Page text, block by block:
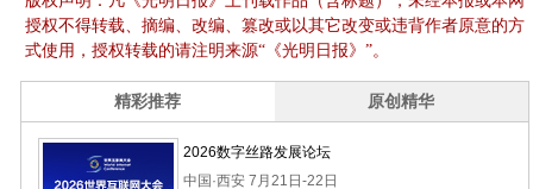
授权不得转载、摘编、改编、篡改或以其它改变或违背作者原意的方
式使用，授权转载的请注明来源“《光明日报》”。